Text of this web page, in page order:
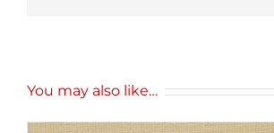
You may also like…